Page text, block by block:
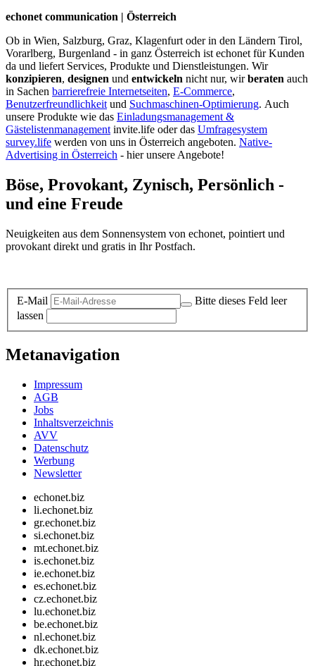
echonet communication | Österreich
Ob in Wien, Salzburg, Graz, Klagenfurt oder in den Ländern Tirol,
Vorarlberg, Burgenland - in ganz Österreich ist echonet für Kunden
da und liefert Services, Produkte und Dienstleistungen. Wir
konzipieren, designen und entwickeln nicht nur, wirberaten auch
in Sachen barrierefreie Internetseiten, E-Commerce,
Benutzerfreundlichkeit und Suchmaschinen-Optimierung. Auch
unsere Produkte wie das Einladungsmanagement &
Gästelistenmanagement invite.life oder das Umfragesystem
survey.life werden von uns in Österreich angeboten. Native-
Advertising in Österreich - hier unsere Angebote!
Böse, Provokant, Zynisch, Persönlich -
und eine Freude
Neuigkeiten aus dem Sonnensystem von echonet, pointiert und
provokant direkt und gratis in Ihr Postfach.
E-Mail
Bitte dieses Feld leer
lassen
Metanavigation
Impressum
AGB
Jobs
Inhaltsverzeichnis
AVV
Datenschutz
Werbung
Newsletter
echonet.biz
li.echonet.biz
gr.echonet.biz
si.echonet.biz
mt.echonet.biz
is.echonet.biz
ie.echonet.biz
es.echonet.biz
cz.echonet.biz
lu.echonet.biz
be.echonet.biz
nl.echonet.biz
dk.echonet.biz
hr.echonet.biz